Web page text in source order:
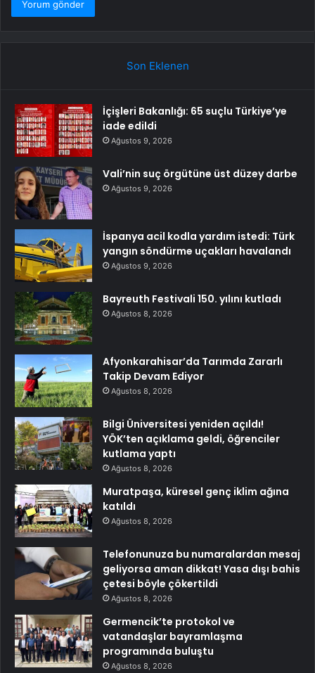
Son Eklenen
İçişleri Bakanlığı: 65 suçlu Türkiye’ye
iade edildi
Ağustos 9, 2026
Vali’nin suç örgütüne üst düzey darbe
Ağustos 9, 2026
İspanya acil kodla yardım istedi: Türk
yangın söndürme uçakları havalandı
Ağustos 9, 2026
Bayreuth Festivali 150. yılını kutladı
Ağustos 8, 2026
Afyonkarahisar’da Tarımda Zararlı
Takip Devam Ediyor
Ağustos 8, 2026
Bilgi Üniversitesi yeniden açıldı!
YÖK’ten açıklama geldi, öğrenciler
kutlama yaptı
Ağustos 8, 2026
Muratpaşa, küresel genç iklim ağına
katıldı
Ağustos 8, 2026
Telefonunuza bu numaralardan mesaj
geliyorsa aman dikkat! Yasa dışı bahis
çetesi böyle çökertildi
Ağustos 8, 2026
Germencik’te protokol ve
vatandaşlar bayramlaşma
programında buluştu
Ağustos 8, 2026